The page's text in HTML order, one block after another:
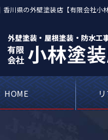
香川県の外壁塗装店【有限会社
HOME